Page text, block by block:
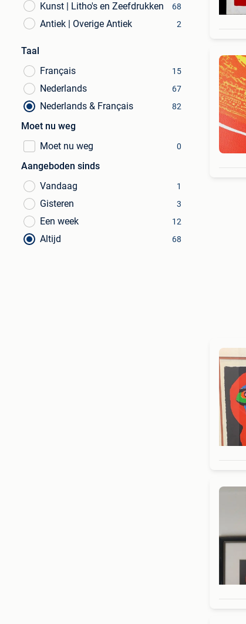
Kunst | Litho's en Zeefdrukken
68
Antiek | Overige Antiek 2
Taal
Français
15
Nederlands 67
Nederlands & Français 82
Moet nu weg
Moet nu weg
0
Aangeboden sinds
Vandaag
1
Gisteren 3
Een week 12
Altijd 68